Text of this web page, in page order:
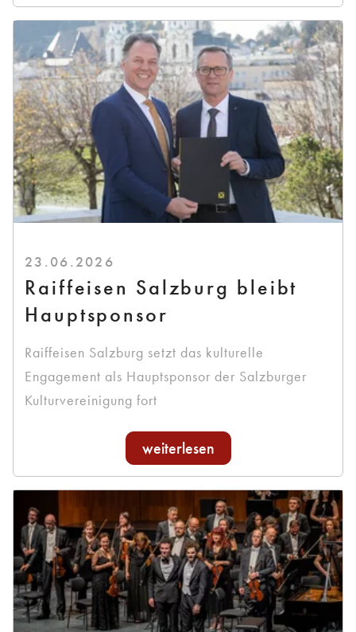
23.06.2026
Raiffeisen Salzburg bleibt
Hauptsponsor
Raiffeisen Salzburg setzt das kulturelle
Engagement als Hauptsponsor der Salzburger
Kulturvereinigung fort
weiterlesen